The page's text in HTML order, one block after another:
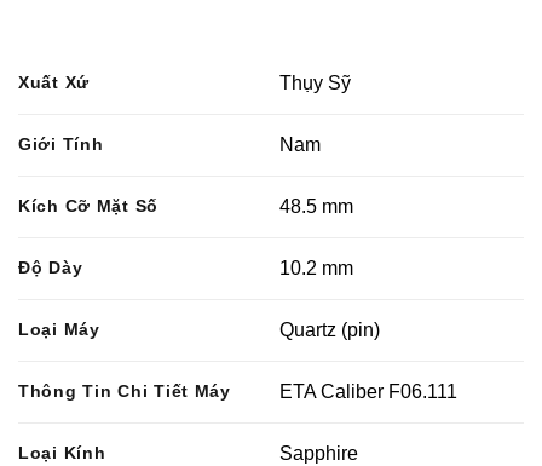
Xuất Xứ Thụy Sỹ
Giới Tính Nam
Kích Cỡ Mặt Số 48.5 mm
Độ Dày 10.2 mm
Loại Máy Quartz (pin)
Thông Tin Chi Tiết Máy ETA Caliber F06.111
Loại Kính Sapphire